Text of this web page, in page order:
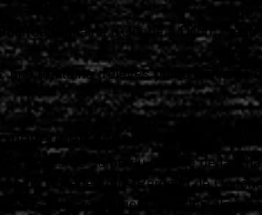
de Fontaine d'Ouche à Dijon.
trentaine d'élèves primo arrivants
en scène
classes de 3ème du collège de la
du Collège Louis Pergaud de
sur Saône, restitution, avec les